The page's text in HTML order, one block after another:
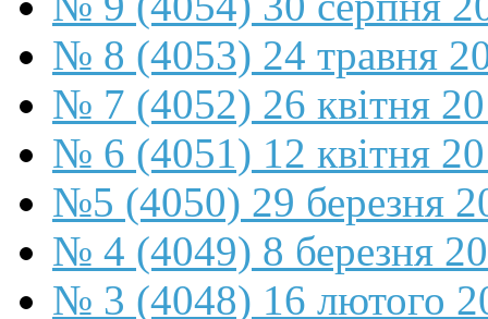
№ 8 (4053) 24 травня
№ 7 (4052) 26 квітня
№ 6 (4051) 12 квітня
№5 (4050) 29 березня
№ 4 (4049) 8 березня
№ 3 (4048) 16 лютого